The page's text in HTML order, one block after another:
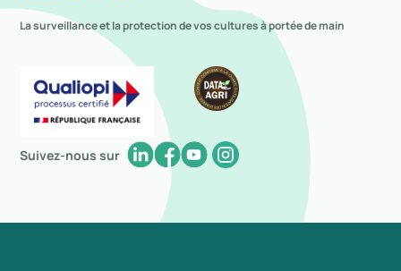
La surveillance et la protection de vos cultures à portée de main
Suivez-nous sur